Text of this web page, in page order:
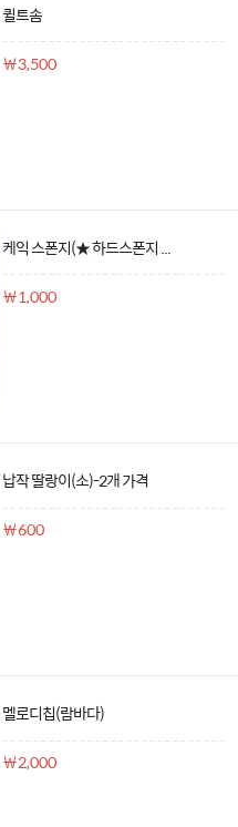
퀼트솜
￦3,500
케익 스폰지(★ 하드스폰지 ...
￦1,000
납작 딸랑이(소)-2개 가격
￦600
멜로디칩(람바다)
￦2,000